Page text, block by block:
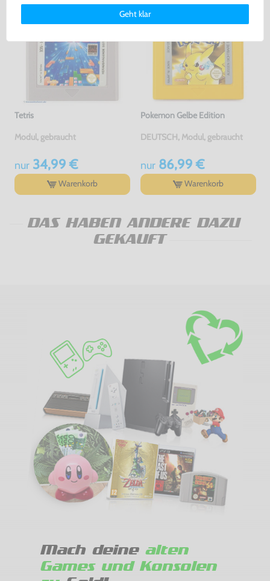
Tetris
Modul, gebraucht
nur34,99 €
Warenkorb
Pokemon Gelbe Edition
DEUTSCH, Modul, gebraucht
nur86,99 €
Warenkorb
DAS HABEN ANDERE DAZU
GEKAUFT
Mach deine alten
Games und Konsolen
Deinen Rechten als Nutzer findest Du in unsererDaten­schutz­
Impressum.
Geht klar